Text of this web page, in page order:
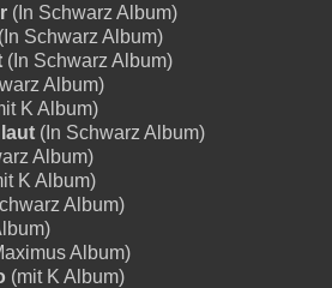
(In Schwarz Album)
(In Schwarz Album)
(In Schwarz Album)
Album)
K Album)
(In Schwarz Album)
Album)
K Album)
Album)
Album)
(mit K Album)